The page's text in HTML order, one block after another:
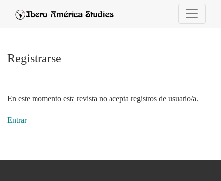
Registrarse
En este momento esta revista no acepta registros de usuario/a.
Entrar